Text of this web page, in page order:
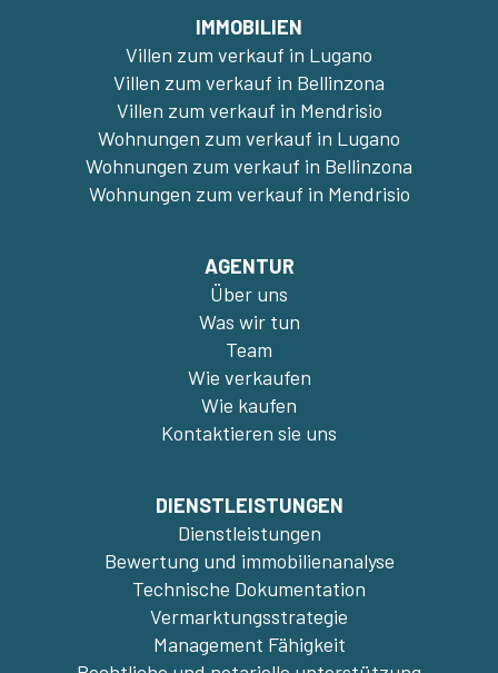
IMMOBILIEN
Villen zum verkauf in Lugano
Villen zum verkauf in Bellinzona
Villen zum verkauf in Mendrisio
Wohnungen zum verkauf in Lugano
Wohnungen zum verkauf in Bellinzona
Wohnungen zum verkauf in Mendrisio
AGENTUR
Über uns
Was wir tun
Team
Wie verkaufen
Wie kaufen
Kontaktieren sie uns
DIENSTLEISTUNGEN
Dienstleistungen
Bewertung und immobilienanalyse
Technische Dokumentation
Vermarktungsstrategie
Management Fähigkeit